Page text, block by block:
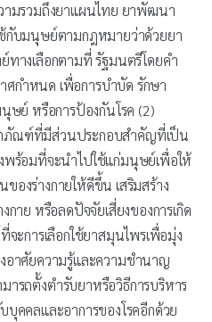
ามรวมถึงยาแผนไทย ยาพัฒนา
กับมนุษย์ตามกฎหมายว่าด้วยยา
ทางเลือกตามที่ รัฐมนตรีโดยคำ
ศกำหนด เพื่อการบำบัด รักษา
ษย์ หรือการป้องกันโรค (2)
ณฑ์ที่มีส่วนประกอบสำคัญที่เป็น
ร้อมที่จะนำไปใช้แก่มนุษย์เพื่อให้
องร่างกายให้ดีขึ้น เสริมสร้าง
กาย หรือลดปัจจัยเสี่ยงของการเกิด
ะการเลือกใช้ยาสมุนไพรเพื่อมุ่ง
อาศัยความรู้และความชำนาญ
รถตั้งตำรับยาหรือวิธีการบริหาร
คคลและอาการของโรคอีกด้วย